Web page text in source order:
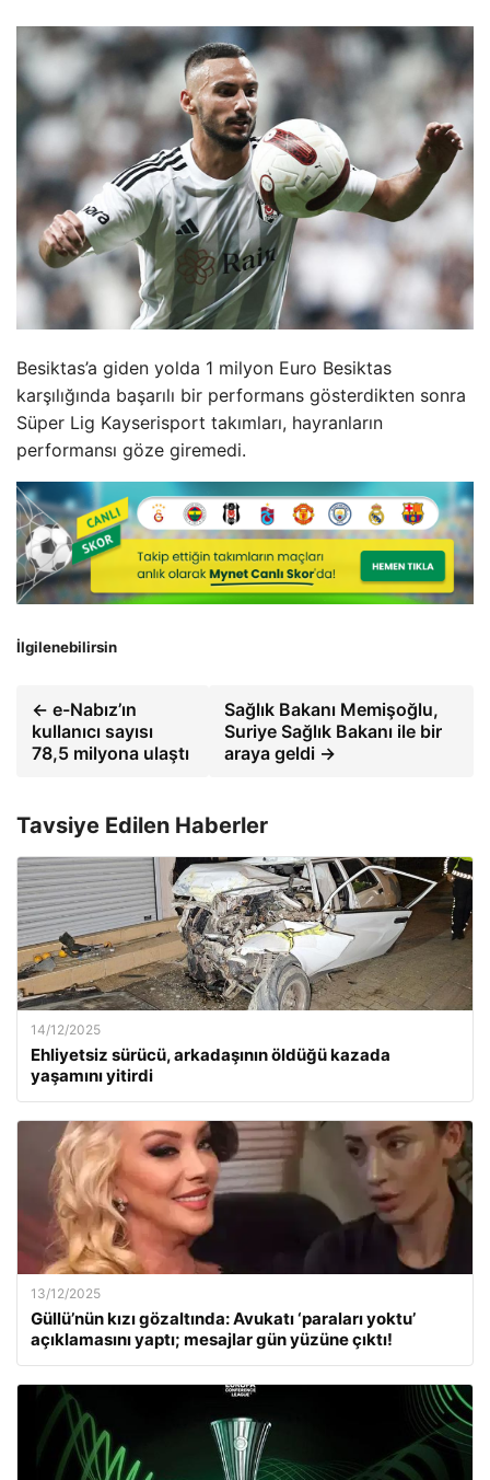
Besiktas’a giden yolda 1 milyon Euro Besiktas
karşılığında başarılı bir performans gösterdikten sonra
Süper Lig Kayserisport takımları, hayranların
performansı göze giremedi.
İlgilenebilirsin
← e-Nabız’ın
kullanıcı sayısı
78,5 milyona ulaştı
Sağlık Bakanı Memişoğlu,
Suriye Sağlık Bakanı ile bir
araya geldi →
Tavsiye Edilen Haberler
14/12/2025
Ehliyetsiz sürücü, arkadaşının öldüğü kazada
yaşamını yitirdi
13/12/2025
Güllü’nün kızı gözaltında: Avukatı ‘paraları yoktu’
açıklamasını yaptı; mesajlar gün yüzüne çıktı!